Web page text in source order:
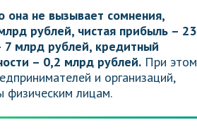
она не вызывает сомнения,
рублей, чистая прибыль – 23
млрд рублей, кредитный
– 0,2 млрд рублей. При этом
и организаций,
физическим лицам.